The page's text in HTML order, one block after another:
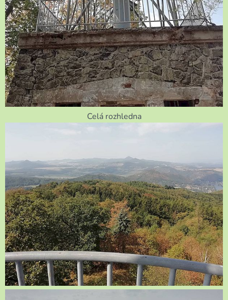
Celá rozhledna